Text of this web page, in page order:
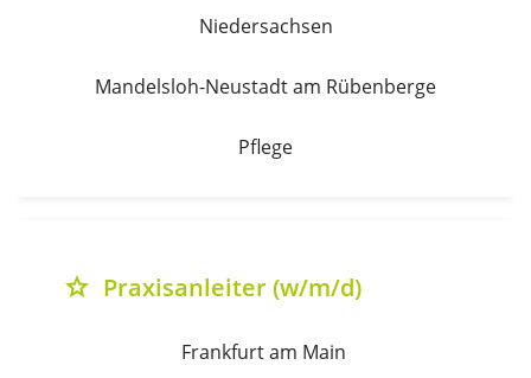
Niedersachsen
Mandelsloh-Neustadt am Rübenberge
Pflege
grade Praxisanleiter (w/m/d)
Frankfurt am Main